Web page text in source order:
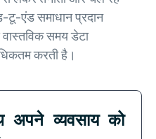
टू-एंड समाधान प्रदान
समय डेटा
करती है।
अपने व्यवसाय को